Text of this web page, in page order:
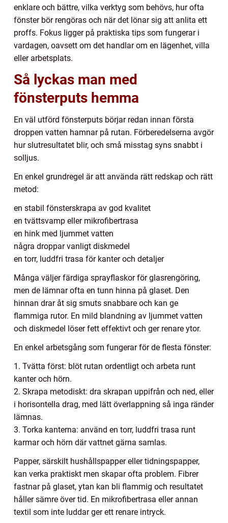
enklare och bättre, vilka verktyg som behövs, hur ofta
fönster bör rengöras och när det lönar sig att anlita ett
proffs. Fokus ligger på praktiska tips som fungerar i
vardagen, oavsett om det handlar om en lägenhet, villa
eller arbetsplats.
Så lyckas man med
fönsterputs hemma
En väl utförd fönsterputs börjar redan innan första
droppen vatten hamnar på rutan. Förberedelserna avgör
hur slutresultatet blir, och små misstag syns snabbt i
solljus.
En enkel grundregel är att använda rätt redskap och rätt
metod:
en stabil fönsterskrapa av god kvalitet
en tvättsvamp eller mikrofibertrasa
en hink med ljummet vatten
några droppar vanligt diskmedel
en torr, luddfri trasa för kanter och detaljer
Många väljer färdiga sprayflaskor för glasrengöring,
men de lämnar ofta en tunn hinna på glaset. Den
hinnan drar åt sig smuts snabbare och kan ge
flammiga rutor. En mild blandning av ljummet vatten
och diskmedel löser fett effektivt och ger renare ytor.
En enkel arbetsgång som fungerar för de flesta fönster:
1. Tvätta först: blöt rutan ordentligt och arbeta runt
kanter och hörn.
2. Skrapa metodiskt: dra skrapan uppifrån och ned, eller
i horisontella drag, med lätt överlappning så inga ränder
lämnas.
3. Torka kanterna: använd en torr, luddfri trasa runt
karmar och hörn där vattnet gärna samlas.
Papper, särskilt hushållspapper eller tidningspapper,
kan verka praktiskt men skapar ofta problem. Fibrer
fastnar på glaset, ytan kan bli flammig och resultatet
håller sämre över tid. En mikrofibertrasa eller annan
textil som inte luddar ger ett renare intryck.